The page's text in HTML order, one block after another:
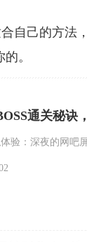
己的方法
。
通关秘诀
验：深夜的网吧